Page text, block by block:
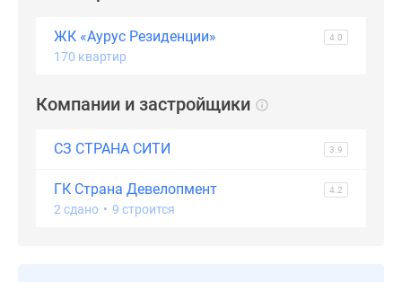
Машино-
#траншевая
#рассрочка
Квартиры
ЖК «Аурус Резиденции» 4.0
170 квартир
Компании и застройщики
СЗ СТРАНА СИТИ 3.9
ГК Страна Девелопмент 4.2
2 сдано • 9 строится